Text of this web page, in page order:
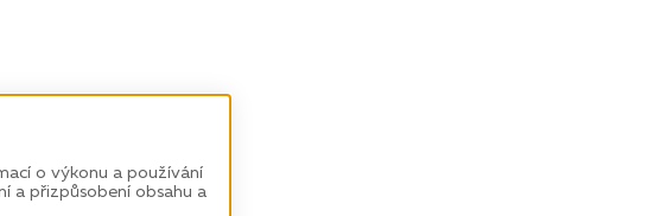
o výkonu a používání
a přizpůsobení obsahu a